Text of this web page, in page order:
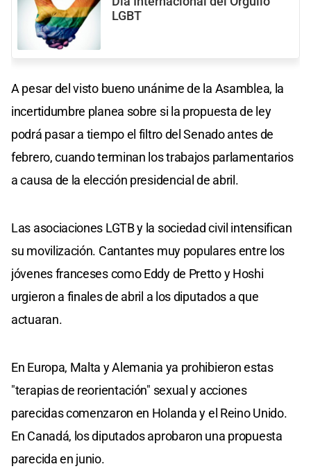
LGBT
A pesar del visto bueno unánime de la Asamblea, la
incertidumbre planea sobre si la propuesta de ley
podrá pasar a tiempo el filtro del Senado antes de
febrero, cuando terminan los trabajos parlamentarios
a causa de la elección presidencial de abril.
Las asociaciones LGTB y la sociedad civil intensifican
su movilización. Cantantes muy populares entre los
jóvenes franceses como Eddy de Pretto y Hoshi
urgieron a finales de abril a los diputados a que
actuaran.
En Europa, Malta y Alemania ya prohibieron estas
"terapias de reorientación" sexual y acciones
parecidas comenzaron en Holanda y el Reino Unido.
En Canadá, los diputados aprobaron una propuesta
parecida en junio.